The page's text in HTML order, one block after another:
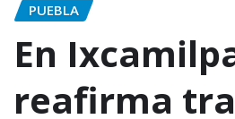
PUEBLA
En
reafirma